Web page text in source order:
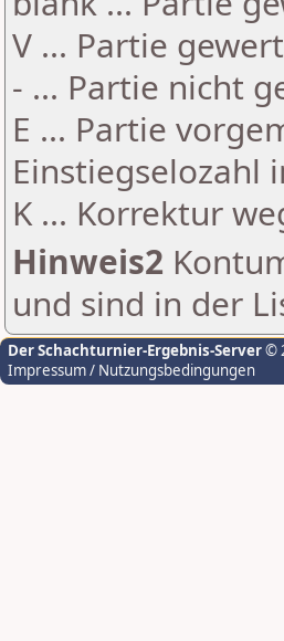
V ... Partie
- ... Partie nicht
E ... Partie
Einstiegselozahl
K ... Korrektur
Hinweis2
und sind in der
Der Schachturnier-Ergebnis-Server©
Impressum / Nutzungsbedingungen